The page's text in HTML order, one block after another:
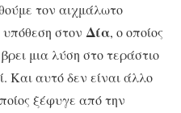
τον αιχμάλωτο
στον Δία, ο οποίος
μια λύση στο τεράστιο
Και αυτό δεν είναι άλλο
ξέφυγε από την